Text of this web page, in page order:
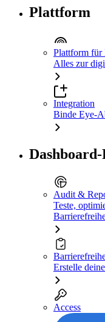
Plattform
Plattform für
Alles zur
Integration
Binde Eye-
Audit &
Teste,
Erstelle
Access